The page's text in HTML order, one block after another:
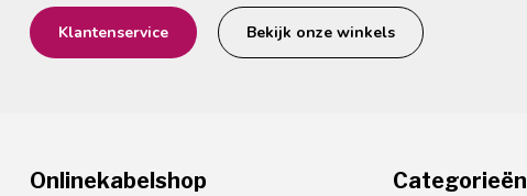
Klantenservice Bekijk onze winkels
Onlinekabelshop Categorieën